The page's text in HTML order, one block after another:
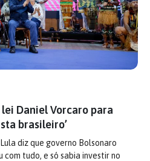
Daniel Vorcaro para
brasileiro’
diz que governo Bolsonaro
tudo, e só sabia investir no